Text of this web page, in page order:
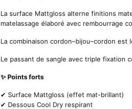
La surface Mattgloss alterne finitions
matelassage élaboré avec rembourrage
La combinaison cordon–bijou–cordon
Le passant de sangle avec triple fixation
✨ Points forts
✔ Surface Mattgloss (effet mat-brillant)
✔ Dessous Cool Dry respirant